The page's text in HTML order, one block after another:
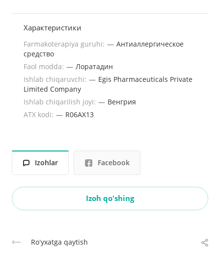
Характеристики
Farmakoterapiya guruhi: — Антиаллергическое
средство
Faol modda: — Лоратадин
Ishlab chiqaruvchi: — Egis Pharmaceuticals Private
Limited Company
Ishlab chiqarilish joyi: — Венгрия
ATX kodi: — R06AX13
Izohlar Facebook
Izoh qo'shing
Roʻyxatga qaytish